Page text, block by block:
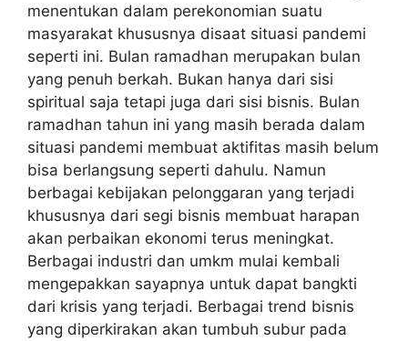
menentukan dalam perekonomian suatu
masyarakat khususnya disaat situasi pandemi
seperti ini. Bulan ramadhan merupakan bulan
yang penuh berkah. Bukan hanya dari sisi
spiritual saja tetapi juga dari sisi bisnis. Bulan
ramadhan tahun ini yang masih berada dalam
situasi pandemi membuat aktifitas masih belum
bisa berlangsung seperti dahulu. Namun
berbagai kebijakan pelonggaran yang terjadi
khususnya dari segi bisnis membuat harapan
akan perbaikan ekonomi terus meningkat.
Berbagai industri dan umkm mulai kembali
mengepakkan sayapnya untuk dapat bangkti
dari krisis yang terjadi. Berbagai trend bisnis
yang diperkirakan akan tumbuh subur pada